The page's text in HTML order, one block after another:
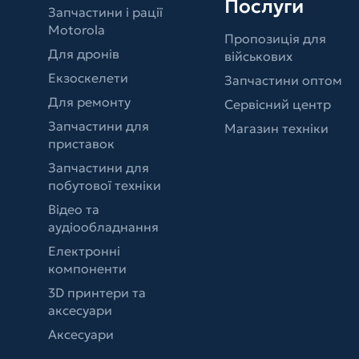
Запчастини і рації
Motorola
Для дронів
Екзоскелети
Для ремонту
Запчастини для
приставок
Запчастини для
побутової техніки
Відео та
аудіообладнання
Електронні
компоненти
3D принтери та
аксесуари
Аксесуари
Послуги
Пропозиція для
військових
Запчастини оптом
Сервісний центр
Магазин техніки